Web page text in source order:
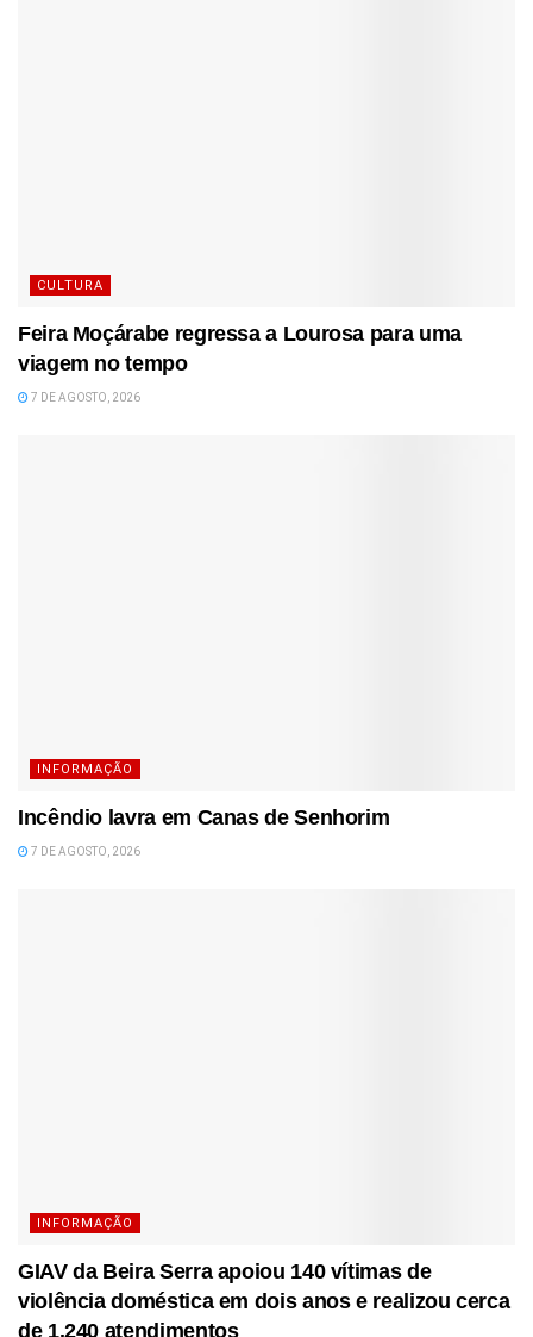
CULTURA
Feira Moçárabe regressa a Lourosa para uma
viagem no tempo
7 DE AGOSTO, 2026
INFORMAÇÃO
Incêndio lavra em Canas de Senhorim
7 DE AGOSTO, 2026
INFORMAÇÃO
GIAV da Beira Serra apoiou 140 vítimas de
violência doméstica em dois anos e realizou cerca
de 1.240 atendimentos